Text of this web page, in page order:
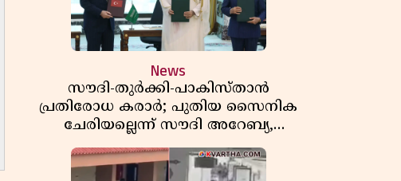
News
സൗദി-തുർക്കി-പാകിസ്താൻ
പ്രതിരോധ കരാർ; പുതിയ സൈനിക
ചേരിയല്ലെന്ന് സൗദി അറേബ്യ,
വിമർശനവുമായി ഇറാൻ